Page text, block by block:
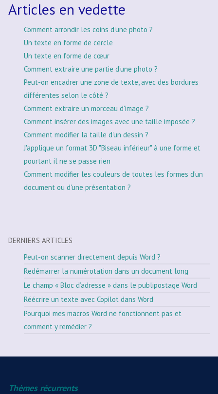
Articles en vedette
Comment arrondir les coins d'une photo ?
Un texte en forme de cercle
Un texte en forme de cœur
Comment extraire une partie d'une photo ?
Peut-on encadrer une zone de texte, avec des bordures
différentes selon le côté ?
Comment extraire un morceau d'image ?
Comment insérer des images avec une taille imposée ?
Comment modifier la taille d'un dessin ?
J'applique un format 3D "Biseau inférieur" à une forme et
pourtant il ne se passe rien
Comment modifier les couleurs de toutes les formes d'un
document ou d'une présentation ?
DERNIERS ARTICLES
Peut-on scanner directement depuis Word ?
Redémarrer la numérotation dans un document long
Le champ « Bloc d’adresse » dans le publipostage Word
Réécrire un texte avec Copilot dans Word
Pourquoi mes macros Word ne fonctionnent pas et
comment y remédier ?
Thèmes récurrents